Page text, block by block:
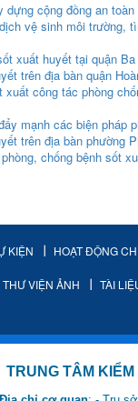
cộng đồng an
vệ sinh môi trường,
xuất huyết tại quận
trên địa bàn quận
công tác phòng
mạnh các biện pháp
trên địa bàn phường
chống bệnh sốt
KIỆN HOẠT ĐỘNG
THƯ VIỆN ẢNH TÀI
KIỂM SOÁT